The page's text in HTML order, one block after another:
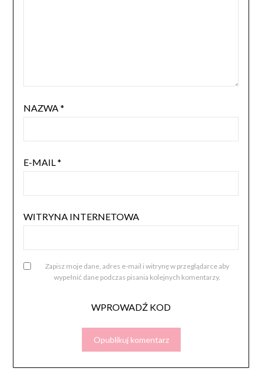
NAZWA*
E-MAIL*
WITRYNA INTERNETOWA
Zapisz moje dane, adres e-mail i witrynę w przeglądarce aby
wypełnić dane podczas pisania kolejnych komentarzy.
WPROWADŹ KOD